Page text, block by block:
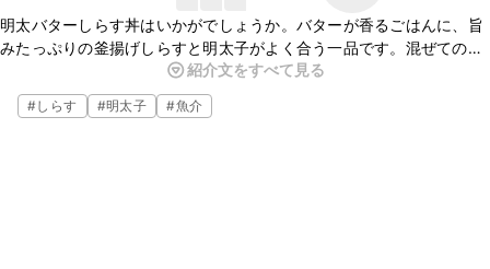
明太バターしらす丼はいかがでしょうか。バターが香るごはんに、旨
みたっぷりの釜揚げしらすと明太子がよく合う一品です。混ぜてのせ
るだけで作れるので、朝食や忙しい日のランチにもぴったりですよ。
ぜひお試しくださいね。
紹介文をすべて見る
#しらす #明太子 #魚介